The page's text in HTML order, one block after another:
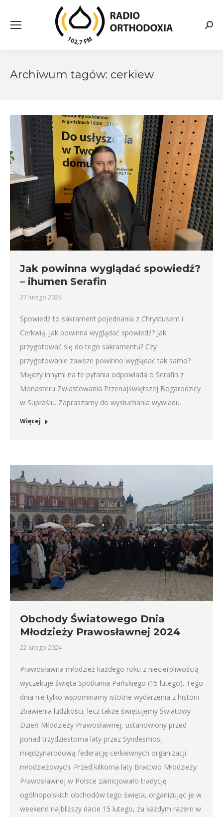
Archiwum tagów: cerkiew
Jak powinna wyglądać spowiedź?
– ihumen Serafin
27 lutego 2024
Spowiedź to sakrament pojednania z Chrystusem i
Cerkwią. Jak powinna wyglądać spowiedź? Jak
przygotować się do tego sakramentu? Czy
przygotowanie zawsze powinno wyglądać tak samo?
Między innymi na te pytania odpowiada o Serafin z
Monasteru Zwiastowania Przenajświętszej Bogarodzicy
w Supraślu. Zapraszamy do wysłuchania wywiadu.
Więcej
Obchody Światowego Dnia
Młodzieży Prawosławnej 2024
22 lutego 2024
Prawosławna młodzież każdego roku z niecierpliwością
wyczekuje święta Spotkania Pańskiego (15 lutego). Tego
dnia nie tylko wspominamy istotne wydarzenia z historii
zbawienia ludzkości, lecz także świętujemy Światowy
Dzień Młodzieży Prawosławnej, ustanowiony przed
ponad trzydziestoma laty przez Syndesmos,
międzynarodową federację cerkiewnych organizacji
młodzieżowych. Przed kilkoma laty Bractwo Młodzieży
Prawosławnej w Polsce zainicjowało tradycję
ogólnopolskich obchodów tego święta, organizując je w
weekend najbliższy dacie 15 lutego, za każdym razem w